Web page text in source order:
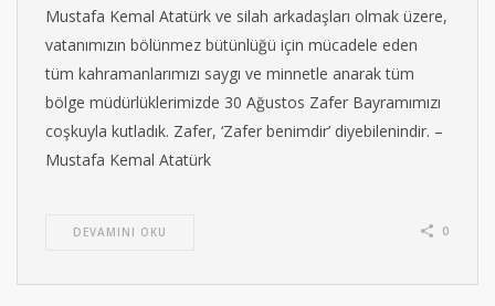
Mustafa Kemal Atatürk ve silah arkadaşları olmak üzere,
vatanımızın bölünmez bütünlüğü için mücadele eden
tüm kahramanlarımızı saygı ve minnetle anarak tüm
bölge müdürlüklerimizde 30 Ağustos Zafer Bayramımızı
coşkuyla kutladık. Zafer, ‘Zafer benimdir’ diyebilenindir. –
Mustafa Kemal Atatürk
DEVAMINI OKU 0